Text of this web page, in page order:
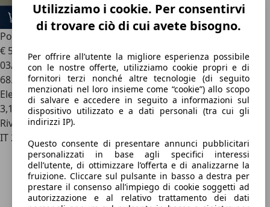
Utilizziamo i cookie. Per consentirvi
di trovare ciò di cui avete bisogno.
Per offrire all’utente la migliore esperienza possibile
con le nostre offerte, utilizziamo cookie propri e di
fornitori terzi nonché altre tecnologie (di seguito
menzionati nel loro insieme come “cookie”) allo scopo
di salvare e accedere in seguito a informazioni sul
dispositivo utilizzato e a dati personali (tra cui gli
indirizzi IP).
Questo consente di presentare annunci pubblicitari
personalizzati in base agli specifici interessi
dell’utente, di ottimizzare l’offerta e di analizzarne la
fruizione. Cliccare sul pulsante in basso a destra per
prestare il consenso all’impiego di cookie soggetti ad
autorizzazione e al relativo trattamento dei dati
Porsche Cayenne
€ 59.900
03/2021
68.563 km
Elettrica/Benzina
3,1 l/100 km (comb.)
Rivenditore
IT 29121